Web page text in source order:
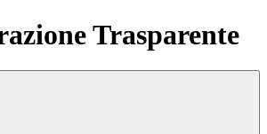
Trasparente